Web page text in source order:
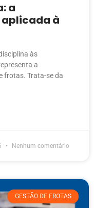
a
à
às
a
frotas. Trata-se da
Nenhum comentário
GESTÃO DE FROTAS